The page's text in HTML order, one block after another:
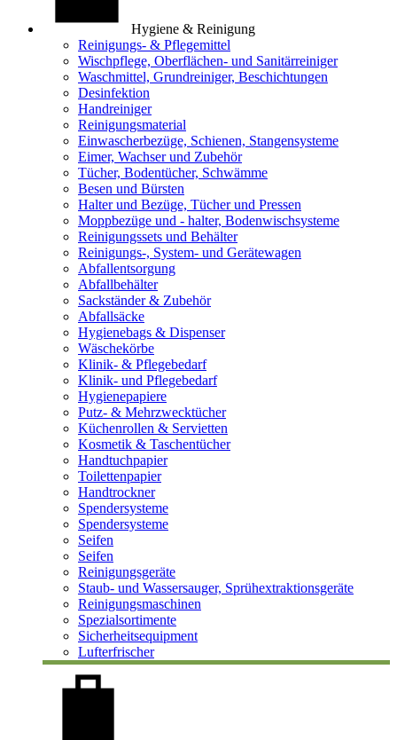
Hygiene & Reinigung
Reinigungs- & Pflegemittel
Wischpflege, Oberflächen- und Sanitärreiniger
Waschmittel, Grundreiniger, Beschichtungen
Desinfektion
Handreiniger
Reinigungsmaterial
Einwascherbezüge, Schienen, Stangensysteme
Eimer, Wachser und Zubehör
Tücher, Bodentücher, Schwämme
Besen und Bürsten
Halter und Bezüge, Tücher und Pressen
Moppbezüge und - halter, Bodenwischsysteme
Reinigungssets und Behälter
Reinigungs-, System- und Gerätewagen
Abfallentsorgung
Abfallbehälter
Sackständer & Zubehör
Abfallsäcke
Hygienebags & Dispenser
Wäschekörbe
Klinik- & Pflegebedarf
Klinik- und Pflegebedarf
Hygienepapiere
Putz- & Mehrzwecktücher
Küchenrollen & Servietten
Kosmetik & Taschentücher
Handtuchpapier
Toilettenpapier
Handtrockner
Spendersysteme
Spendersysteme
Seifen
Seifen
Reinigungsgeräte
Staub- und Wassersauger, Sprühextraktionsgeräte
Reinigungsmaschinen
Spezialsortimente
Sicherheitsequipment
Lufterfrischer